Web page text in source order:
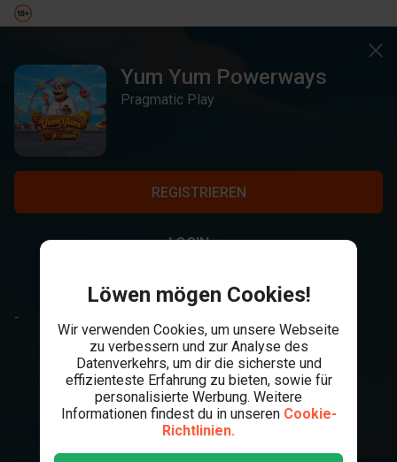
Yum Yum Powerways
Pragmatic Play
REGISTRIEREN
LOGIN
-
Löwen mögen Cookies!
Wir verwenden Cookies, um unsere Webseite
zu verbessern und zur Analyse des
Datenverkehrs, um dir die sicherste und
effizienteste Erfahrung zu bieten, sowie für
personalisierte Werbung. Weitere
Informationen findest du in unseren Cookie-
Richtlinien.